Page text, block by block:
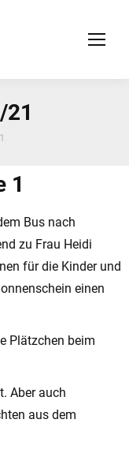
1
Bus nach
zu Frau Heidi
für die Kinder und
einen
Plätzchen beim
Aber auch
aus dem